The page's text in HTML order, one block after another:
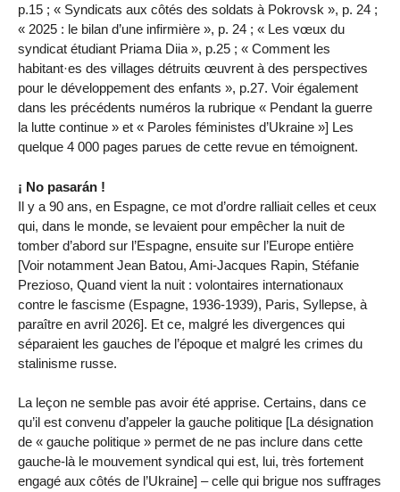
p.15 ; « Syndicats aux côtés des soldats à Pokrovsk », p. 24 ;
« 2025 : le bilan d’une infirmière », p. 24 ; « Les vœux du
syndicat étudiant Priama Diia », p.25 ; « Comment les
habitant·es des villages détruits œuvrent à des perspectives
pour le développement des enfants », p.27. Voir également
dans les précédents numéros la rubrique « Pendant la guerre
la lutte continue » et « Paroles féministes d’Ukraine »] Les
quelque 4 000 pages parues de cette revue en témoignent.
¡ No pasarán !
Il y a 90 ans, en Espagne, ce mot d’ordre ralliait celles et ceux
qui, dans le monde, se levaient pour empêcher la nuit de
tomber d’abord sur l’Espagne, ensuite sur l’Europe entière
[Voir notamment Jean Batou, Ami-Jacques Rapin, Stéfanie
Prezioso, Quand vient la nuit : volontaires internationaux
contre le fascisme (Espagne, 1936-1939), Paris, Syllepse, à
paraître en avril 2026]. Et ce, malgré les divergences qui
séparaient les gauches de l’époque et malgré les crimes du
stalinisme russe.
La leçon ne semble pas avoir été apprise. Certains, dans ce
qu’il est convenu d’appeler la gauche politique [La désignation
de « gauche politique » permet de ne pas inclure dans cette
gauche-là le mouvement syndical qui est, lui, très fortement
engagé aux côtés de l’Ukraine] – celle qui brigue nos suffrages